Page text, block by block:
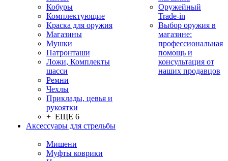
Кобуры
Комплектующие
Краска для оружия
Магазины
Мушки
Патронташи
Ложи, Комплекты
шасси
Ремни
Чехлы
Приклады, цевья и
рукоятки
+ ЕЩЕ 6
Аксессуары для стрельбы
Мишени
Муфты коврики
Оружейный
Trade-in
Выбор оружия в
магазине:
профессиональная
помощь и
консультация от
наших продавцов